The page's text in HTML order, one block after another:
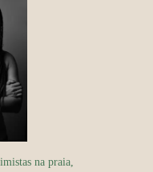
na praia,